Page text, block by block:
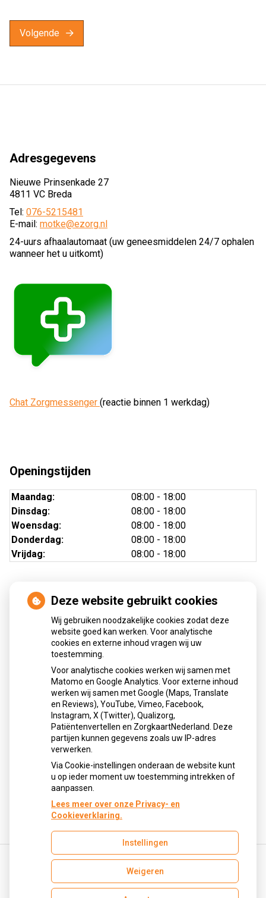
Volgende
Adresgegevens
Nieuwe Prinsenkade 27
4811 VC Breda
Tel: 076-5215481
E-mail: motke@ezorg.nl
24-uurs afhaalautomaat (uw geneesmiddelen 24/7 ophalen
wanneer het u uitkomt)
Chat Zorgmessenger (reactie binnen 1 werkdag)
Openingstijden
Maandag:
08:00 - 18:00
Dinsdag:
08:00 - 18:00
Woensdag:
08:00 - 18:00
Donderdag:
08:00 - 18:00
Vrijdag:
08:00 - 18:00
Nieuws
Sinds huisartsen afslankmedicijnen mogen voorschrijven,
neemt gebruik toe
Schurft sinds corona geen vergeten ziekte meer: aantal
uitbraken fors gestegen
Stoppen met afslankmedicijnen betekent zonder
leefstijlaanpassingen weer gewichtstoename
Kookadvies drinkwater in provincie Utrecht vanwege
besmetting
Terugroepactie babyvoeding Nestlé: bacterie kan baby’s
ziek maken
Uw Zorg Online |Beheer
motke@ezorg.nl
Deze website gebruikt cookies
Wij gebruiken noodzakelijke cookies zodat deze
website goed kan werken. Voor analytische
cookies en externe inhoud vragen wij uw
toestemming.
Voor analytische cookies werken wij samen met
Matomo en Google Analytics. Voor externe inhoud
werken wij samen met Google (Maps, Translate
en Reviews), YouTube, Vimeo, Facebook,
Instagram, X (Twitter), Qualizorg,
Patiëntenvertellen en ZorgkaartNederland. Deze
partijen kunnen gegevens zoals uw IP-adres
verwerken.
Via Cookie-instellingen onderaan de website kunt
u op ieder moment uw toestemming intrekken of
aanpassen.
Lees meer over onze Privacy- en
Cookieverklaring.
Instellingen
Weigeren